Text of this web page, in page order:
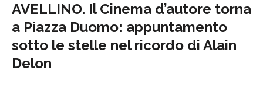
AVELLINO. Il Cinema d’autore torna
a Piazza Duomo: appuntamento
sotto le stelle nel ricordo di Alain
Delon